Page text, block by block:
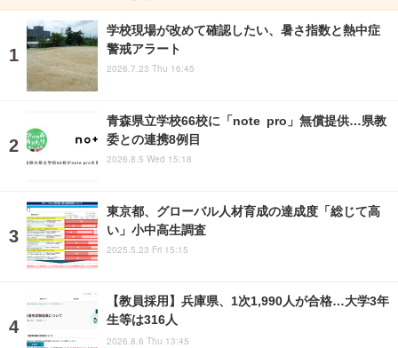
学校現場が改めて確認したい、暑さ指数と熱中症
警戒アラート
2026.7.23 Thu 16:45
青森県立学校66校に「note pro」無償提供…県教
委との連携8例目
2026.8.5 Wed 15:18
東京都、グローバル人材育成の達成度「総じて高
い」小中高生調査
2025.5.23 Fri 15:15
【教員採用】兵庫県、1次1,990人が合格…大学3年
生等は316人
2026.8.6 Thu 13:45